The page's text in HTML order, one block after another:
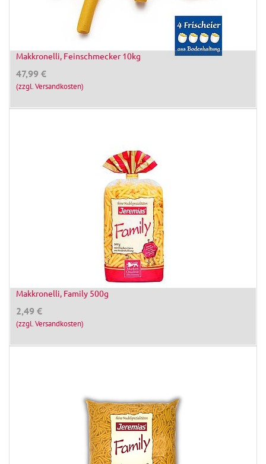
Makkronelli, Feinschmecker 10kg
47,99 €
(zzgl. Versandkosten)
Makkronelli, Family 500g
2,49 €
(zzgl. Versandkosten)